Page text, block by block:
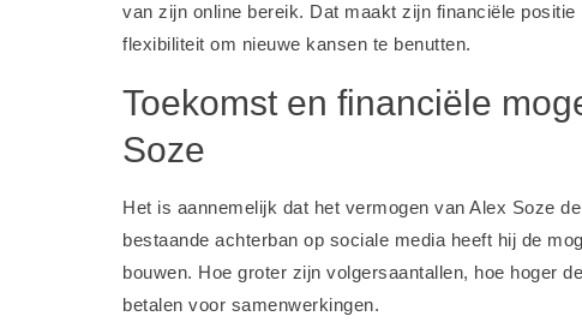
van zijn online bereik. Dat maakt zijn financiële
flexibiliteit om nieuwe kansen te benutten.
Toekomst en financiële
Soze
Het is aannemelijk dat het vermogen van Alex Soze
bestaande achterban op sociale media heeft hij de
bouwen. Hoe groter zijn volgersaantallen, hoe hoger
betalen voor samenwerkingen.